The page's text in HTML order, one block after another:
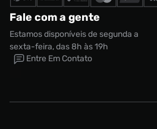
Fale com a gente
Estamos disponíveis de segunda a
sexta-feira, das 8h às 19h
Entre Em Contato